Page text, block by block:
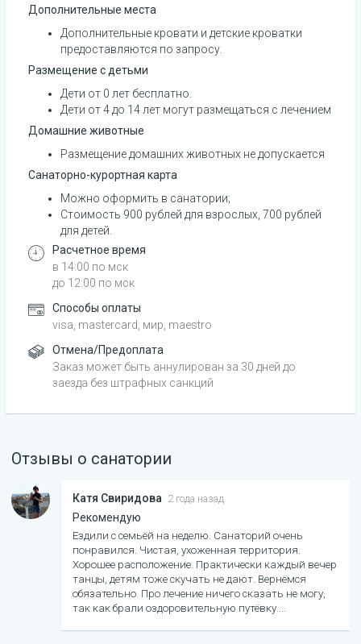
Дополнительные места
Дополнительные кровати и детские кроватки
предоставляются по запросу.
Размещение с детьми
Дети от 0 лет бесплатно.
Дети от 4 до 14 лет могут размещаться с лечением
Домашние животные
Размещение домашних животных не допускается
Санаторно-курортная карта
Можно оформить в санатории;
Стоимость 900 рублей для взрослых, 700 рублей
для детей.
Расчетное время
в 14:00 по мск
до 12:00 по мск
Способы оплаты
visa, mastercard, мир, maestro
Отмена/Предоплата
Заказ может быть аннулирован за 30 дней до
заезда без штрафных санкций
Отзывы о санатории
Катя Свиридова 2 года назад
Рекомендую
Ездили с семьёй на неделю. Санаторий очень
понравился. Чистая, ухоженная территория.
Хорошее расположение. Практически каждый вечер
танцы, детям тоже скучать не дают. Вернёмся
обязательно. Про лечение ничего сказать не могу,
так как брали оздоровительную путёвку.